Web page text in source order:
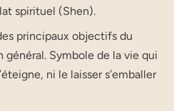
spirituel (Shen).
principaux objectifs du
général. Symbole de la vie qui
ni le laisser s’emballer